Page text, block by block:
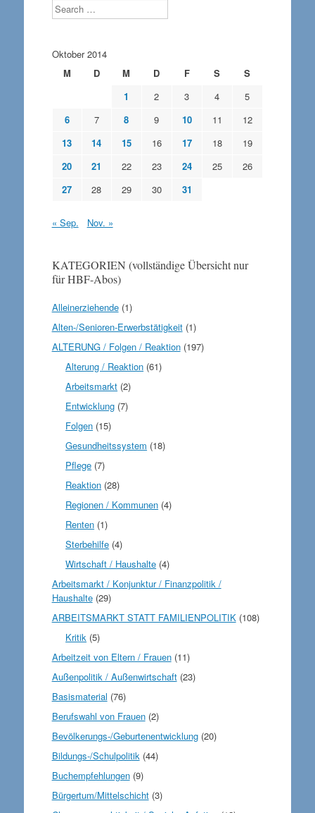
Search
Oktober 2014
M
D M D F S
S
1
2 3 4
5
6
7 8 9 10 11
12
13
14 15 16 17 18
19
20
21 22 23 24 25
26
27
28 29 30 31
« Sep. Nov. »
KATEGORIEN (vollständige Übersicht nur
für HBF-Abos)
Alleinerziehende(1)
Alten-/Senioren-Erwerbstätigkeit(1)
ALTERUNG / Folgen / Reaktion(197)
Alterung / Reaktion (61)
Arbeitsmarkt (2)
Entwicklung (7)
Folgen (15)
Gesundheitssystem (18)
Pflege (7)
Reaktion (28)
Regionen / Kommunen (4)
Renten (1)
Sterbehilfe (4)
Wirtschaft / Haushalte (4)
Arbeitsmarkt / Konjunktur / Finanzpolitik /
Haushalte(29)
ARBEITSMARKT STATT FAMILIENPOLITIK(108)
Kritik (5)
Arbeitzeit von Eltern / Frauen(11)
Außenpolitik / Außenwirtschaft(23)
Basismaterial (76)
Berufswahl von Frauen(2)
Bevölkerungs-/Geburtenentwicklung(20)
Bildungs-/Schulpolitik (44)
Buchempfehlungen(9)
Bürgertum/Mittelschicht(3)